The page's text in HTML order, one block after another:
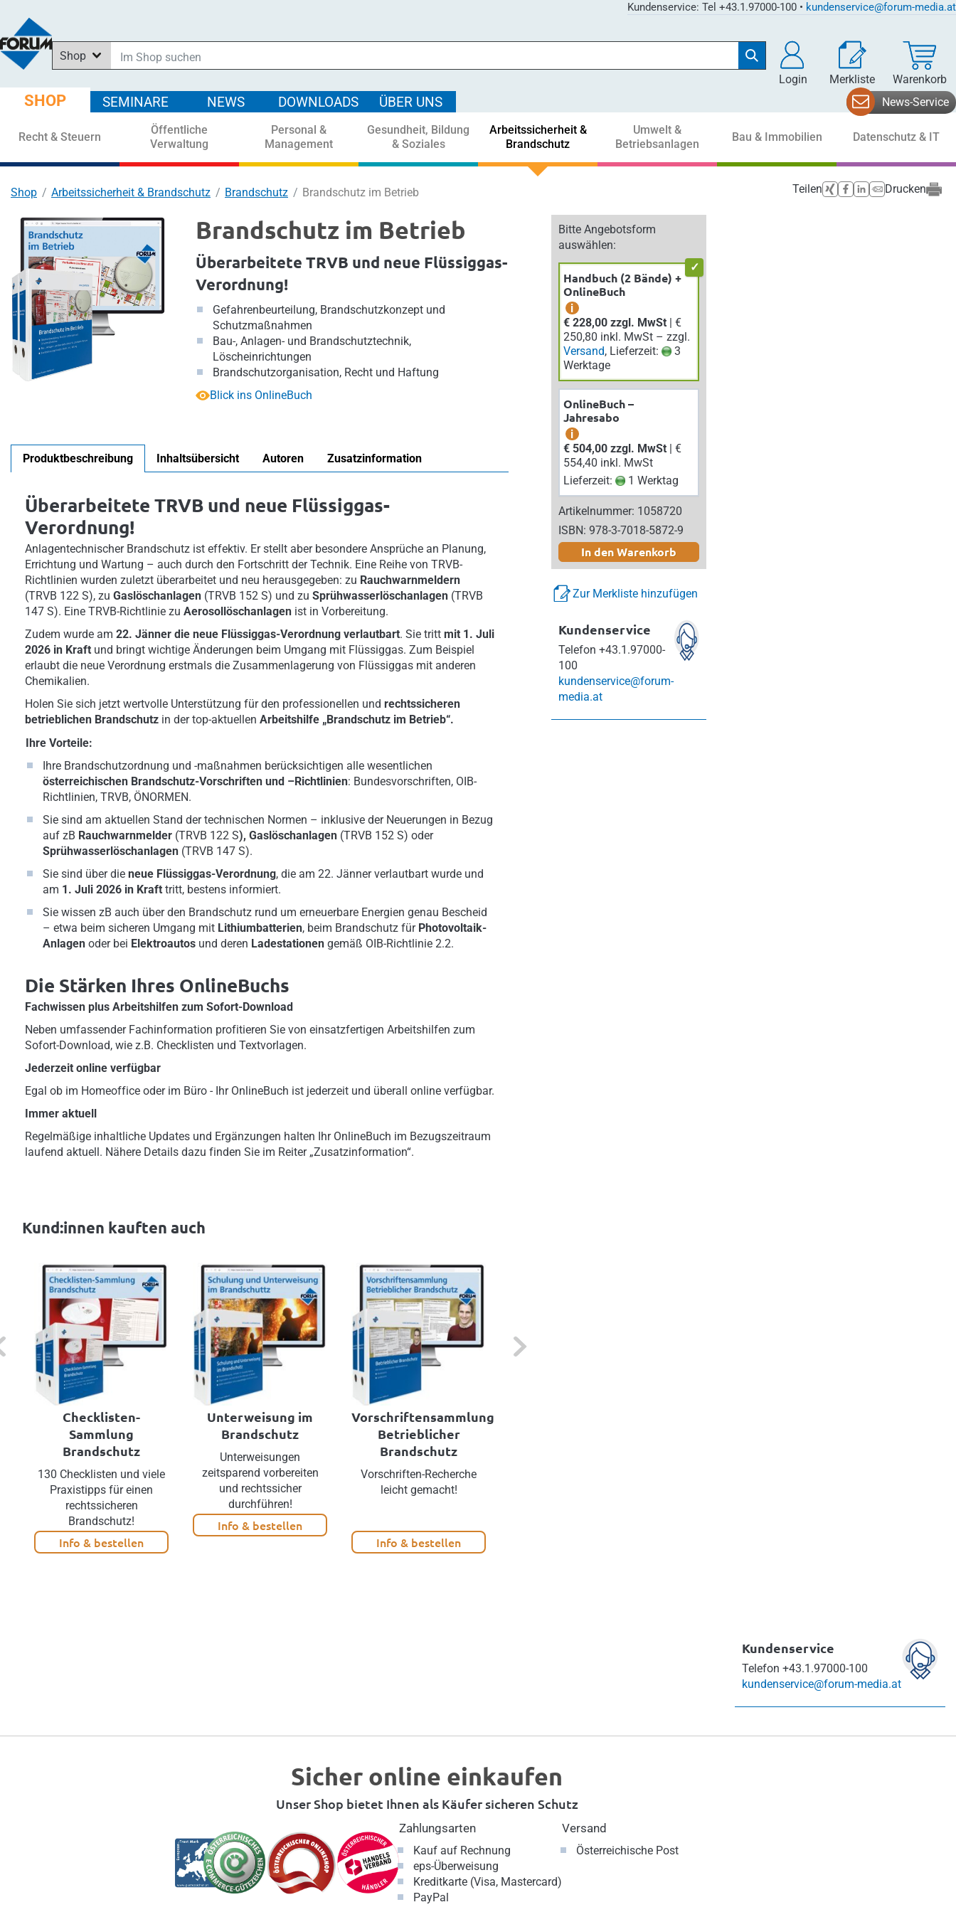
Kundenservice: Tel +43.1.97000-100 • kundenservice@forum-media.at
Shop
In News suchen
In Downloads suchen
In Seminaren suchen
Login Merkliste Warenkorb
SHOP SEMINARE NEWS DOWNLOADS ÜBER UNS News-Service
Recht & Steuern
Öffentliche
Verwaltung
Personal &
Management
Gesundheit, Bildung
& Soziales
Arbeitssicherheit &
Brandschutz
Umwelt &
Betriebsanlagen
Bau & Immobilien Datenschutz & IT
Shop Arbeitssicherheit & Brandschutz Brandschutz Brandschutz im Betrieb
Brandschutz im Betrieb
Überarbeitete TRVB und neue Flüssiggas-
Verordnung!
Gefahrenbeurteilung, Brandschutzkonzept und
Schutzmaßnahmen
Bau-, Anlagen- und Brandschutztechnik,
Löscheinrichtungen
Brandschutzorganisation, Recht und Haftung
Blick ins OnlineBuch
Bitte Angebotsform
auswählen:
Handbuch (2 Bände) +
OnlineBuch
i
€ 228,00 zzgl. MwSt | €
250,80 inkl. MwSt – zzgl.
Versand, Lieferzeit:
3
Werktage
OnlineBuch –
Jahresabo
i
€ 504,00 zzgl. MwSt | €
554,40 inkl. MwSt
Lieferzeit:
1 Werktag
Artikelnummer: 1058720
ISBN: 978-3-7018-5872-9
In den Warenkorb
Zur Merkliste hinzufügen
Kundenservice
Telefon +43.1.97000-
100
kundenservice@forum-
media.at
Produktbeschreibung Inhaltsübersicht Autoren Zusatzinformation
Überarbeitete TRVB und neue Flüssiggas-
Verordnung!
Anlagentechnischer Brandschutz ist effektiv. Er stellt aber besondere Ansprüche an Planung,
Errichtung und Wartung – auch durch den Fortschritt der Technik. Eine Reihe von TRVB-
Richtlinien wurden zuletzt überarbeitet und neu herausgegeben: zu Rauchwarnmeldern
(TRVB 122 S), zu Gaslöschanlagen (TRVB 152 S) und zu Sprühwasserlöschanlagen (TRVB
147 S). Eine TRVB-Richtlinie zu Aerosollöschanlagen ist in Vorbereitung.
Zudem wurde am 22. Jänner die neue Flüssiggas-Verordnung verlautbart. Sie tritt mit 1. Juli
2026 in Kraft und bringt wichtige Änderungen beim Umgang mit Flüssiggas. Zum Beispiel
erlaubt die neue Verordnung erstmals die Zusammenlagerung von Flüssiggas mit anderen
Chemikalien.
Holen Sie sich jetzt wertvolle Unterstützung für den professionellen und rechtssicheren
betrieblichen Brandschutz in der top-aktuellen Arbeitshilfe „Brandschutz im Betrieb“.
Ihre Vorteile:
Ihre Brandschutzordnung und -maßnahmen berücksichtigen alle wesentlichen
österreichischen Brandschutz-Vorschriften und –Richtlinien: Bundesvorschriften, OIB-
Richtlinien, TRVB, ÖNORMEN.
Sie sind am aktuellen Stand der technischen Normen – inklusive der Neuerungen in Bezug
auf zB Rauchwarnmelder (TRVB 122 S), Gaslöschanlagen (TRVB 152 S) oder
Sprühwasserlöschanlagen (TRVB 147 S).
Sie sind über die neue Flüssiggas-Verordnung, die am 22. Jänner verlautbart wurde und
am 1. Juli 2026 in Kraft tritt, bestens informiert.
Sie wissen zB auch über den Brandschutz rund um erneuerbare Energien genau Bescheid
– etwa beim sicheren Umgang mit Lithiumbatterien, beim Brandschutz für Photovoltaik-
Anlagen oder bei Elektroautos und deren Ladestationen gemäß OIB-Richtlinie 2.2.
Die Stärken Ihres OnlineBuchs
Fachwissen plus Arbeitshilfen zum Sofort-Download
Neben umfassender Fachinformation profitieren Sie von einsatzfertigen Arbeitshilfen zum
Sofort-Download, wie z.B. Checklisten und Textvorlagen.
Jederzeit online verfügbar
Egal ob im Homeoffice oder im Büro - Ihr OnlineBuch ist jederzeit und überall online verfügbar.
Immer aktuell
Regelmäßige inhaltliche Updates und Ergänzungen halten Ihr OnlineBuch im Bezugszeitraum
laufend aktuell. Nähere Details dazu finden Sie im Reiter „Zusatzinformation“.
Kund:innen kauften auch
Next
Checklisten-
Sammlung
Brandschutz
130 Checklisten und viele
Praxistipps für einen
rechtssicheren
Brandschutz!
Info & bestellen
Unterweisung im
Brandschutz
Unterweisungen
zeitsparend vorbereiten
und rechtssicher
durchführen!
Info & bestellen
Vorschriftensammlung
Betrieblicher
Brandschutz
Vorschriften-Recherche
leicht gemacht!
Info & bestellen
Teilen Drucken
Kundenservice
Telefon +43.1.97000-100
kundenservice@forum-media.at
Sicher online einkaufen
Unser Shop bietet Ihnen als Käufer sicheren Schutz
Zahlungsarten
Kauf auf Rechnung
eps-Überweisung
Kreditkarte (Visa, Mastercard)
PayPal
Versand
Österreichische Post